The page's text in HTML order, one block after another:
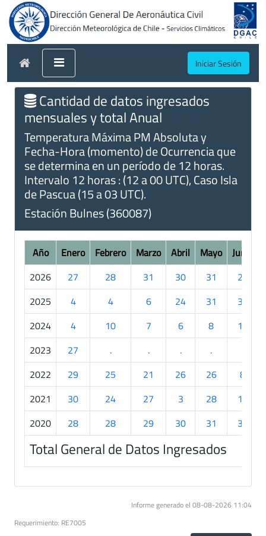
Iniciar Sesión
Cantidad de datos ingresados
mensuales y total Anual
Temperatura Máxima PM Absoluta y
Fecha-Hora (momento) de Ocurrencia que
se determina en un período de 12 horas.
Intervalo 12 horas : (12 a 00 UTC), Caso Isla
de Pascua (15 a 03 UTC).
Estación Bulnes (360087)
Año Enero Febrero Marzo Abril Mayo Junio
2026
27 28 31 30 31
20
2025
4 4 6 24 31
30
2024
4 10 7 6 8
14
2023
27 . . . .
2022
29 25 21 26 26
8
2021
30 24 27 3 28
15
2020
28 28 29 30 31 30
Total General de Datos Ingresados
Informe generado el 08-08-2026 11:04
Requerimiento: RE7005